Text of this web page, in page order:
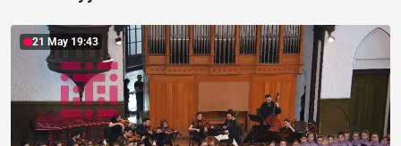
21 May 19:43